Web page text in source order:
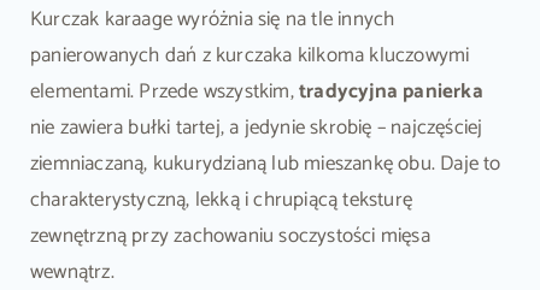
Kurczak karaage wyróżnia się na tle innych
panierowanych dań z kurczaka kilkoma kluczowymi
elementami. Przede wszystkim,tradycyjna panierka
nie zawiera bułki tartej, a jedynie skrobię – najczęściej
ziemniaczaną, kukurydzianą lub mieszankę obu. Daje to
charakterystyczną, lekką i chrupiącą teksturę
zewnętrzną przy zachowaniu soczystości mięsa
wewnątrz.